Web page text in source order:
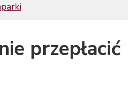
przepłacić